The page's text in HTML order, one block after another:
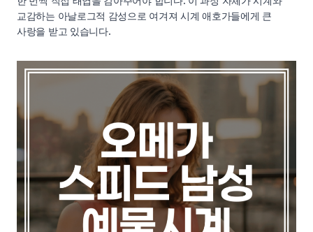
교감하는 아날로그적 감성으로 여겨져 시계 애호가들에게 큰
사랑을 받고 있습니다.